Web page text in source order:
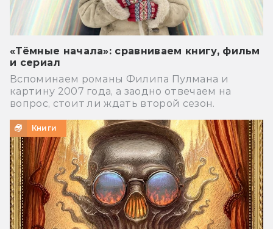
«Тёмные начала»: сравниваем книгу, фильм
и сериал
Вспоминаем романы Филипа Пулмана и
картину 2007 года, а заодно отвечаем на
вопрос, стоит ли ждать второй сезон.
Книги